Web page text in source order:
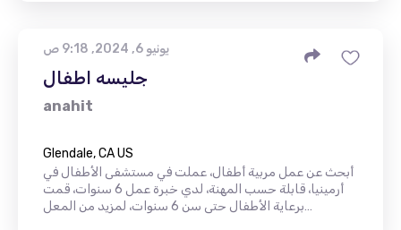
يونيو 6, 2024, 9:18 ص
جليسه اطفال
anahit
Glendale, CA US
أبحث عن عمل مربية أطفال، عملت في مستشفى الأطفال في
أرمينيا، قابلة حسب المهنة، لدي خبرة عمل 6 سنوات، قمت
برعاية الأطفال حتى سن 6 سنوات، لمزيد من المعل…